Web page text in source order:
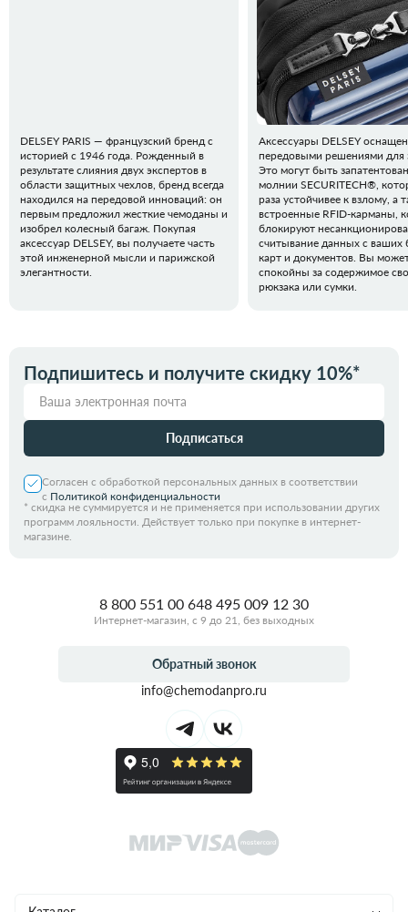
DELSEY PARIS — французский бренд с
историей с 1946 года. Рожденный в
результате слияния двух экспертов в
области защитных чехлов, бренд всегда
находился на передовой инноваций: он
первым предложил жесткие чемоданы и
изобрел колесный багаж. Покупая
аксессуар DELSEY, вы получаете часть
этой инженерной мысли и парижской
элегантности.
Аксессуары DELSEY
передовыми решениями для
Это могут быть
молнии SECURITECH®,
раза устойчивее к взлому, а
встроенные RFID-карманы,
блокируют
считывание данных с ваших
карт и документов. Вы
спокойны за содержимое
рюкзака или сумки.
Подпишитесь и получите скидку 10%*
Подписаться
Согласен с обработкой персональных данных в соответствии
с Политикой конфиденциальности
* скидка не суммируется и не применяется при использовании других
программ лояльности. Действует только при покупке в интернет-
магазине.
8 800 551 00 648 495 009 12 30
Интернет-магазин, с 9 до 21, без выходных
Обратный звонок
info@chemodanpro.ru